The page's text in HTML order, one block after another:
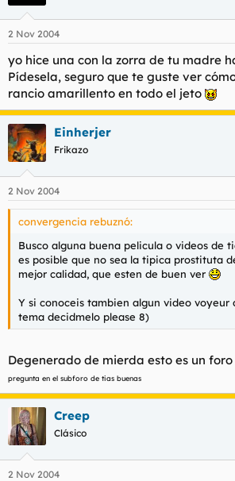
2 Nov 2004
yo hice una con la zorra de tu madre
Pídesela, seguro que te guste ver
rancio amarillento en todo el jeto
Einherjer
Frikazo
2 Nov 2004
convergencia rebuznó:
Busco alguna buena pelicula o videos de
es posible que no sea la tipica prostituta
mejor calidad, que esten de buen ver
Y si conoceis tambien algun video voyeur
tema decidmelo please 8)
Degenerado de mierda esto es un foro
pregunta en el subforo de tias buenas
Creep
Clásico
2 Nov 2004